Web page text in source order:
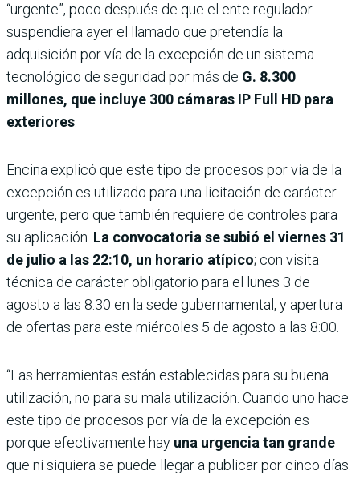
“urgente”, poco después de que el ente regulador
suspendiera ayer el llamado que pretendía la
adquisición por vía de la excepción de un sistema
tecnológico de seguridad por más de G. 8.300
millones, que incluye 300 cámaras IP Full HD para
exteriores
Encina explicó que este tipo de procesos por vía de la
excepción es utilizado para una licitación de carácter
urgente, pero que también requiere de controles para
su aplicación. La convocatoria se subió el viernes 31
de julio a las 22:10, un horario atípico; con visita
técnica de carác­ter obligatorio para el lunes 3 de
agosto a las 8:30 en la sede gubernamental, y apertura
de ofertas para este miérco­les 5 de agosto a las 8:00.
“Las herramientas están establecidas para su buena
utilización, no para su mala utilización. Cuando uno hace
este tipo de procesos por vía de la excepción es
porque efectivamente hay una urgencia tan grande
que ni siquiera se puede llegar a publicar por cinco días.